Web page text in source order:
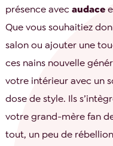
présence avecaudace
Que vous souhaitiez
salon ou ajouter une
ces nains nouvelle
votre intérieur avec un
dose de style. Ils
votre grand-mère fan
tout, un peu de